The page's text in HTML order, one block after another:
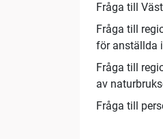
Fråga till
Fråga till
för anställda
Fråga till
av
Fråga till